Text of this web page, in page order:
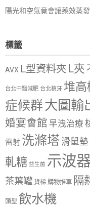
陽光和空氣竟會讓藥效蒸
標籤
AVX L型資料夾 L夾
台北中醫減肥 台北植牙 堆高
症候群大圖輸
婚宴會館 早洩治療
雷射 洗滌塔 滑鼠墊
軋糖 益生菌 示波器
茶葉罐 貨梯 購物推車 隔
頭型 飲水機